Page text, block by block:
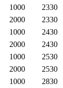
1000 2330
2000 2330
1000 2430
2000 2430
1000 2530
2000 2530
1000 2830